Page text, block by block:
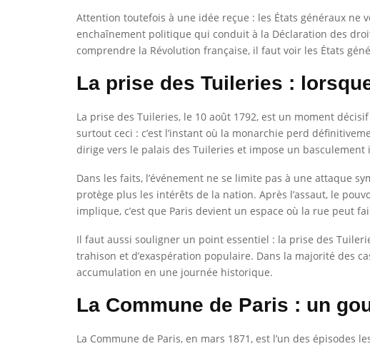
Attention toutefois à une idée reçue : les États généraux
enchaînement politique qui conduit à la Déclaration des
comprendre la Révolution française, il faut voir les États
La prise des Tuileries :
La prise des Tuileries, le 10 août 1792, est un moment
surtout ceci : c’est l’instant où la monarchie perd
dirige vers le palais des Tuileries et impose un basculement
Dans les faits, l’événement ne se limite pas à une attaque
protège plus les intérêts de la nation. Après l’assaut, le
implique, c’est que Paris devient un espace où la rue peut
Il faut aussi souligner un point essentiel : la prise des
trahison et d’exaspération populaire. Dans la majorité des
accumulation en une journée historique.
La Commune de Paris : un
La Commune de Paris, en mars 1871, est l’un des